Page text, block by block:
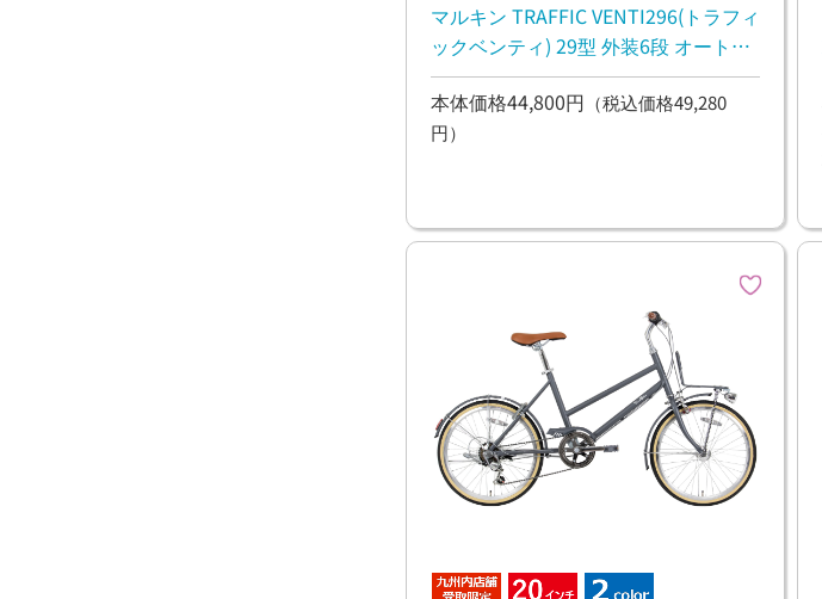
マルキン TRAFFIC VENTI296(トラフィ
ックベンティ) 29型 外装6段 オートラ
イト 通勤 通学
本体価格44,800円 （税込価格49,280
円）